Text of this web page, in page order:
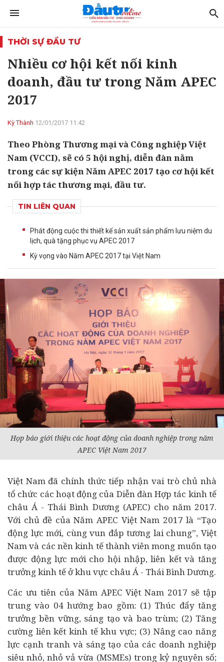
THỜI SỰ ĐẦU TƯ
Nhiều cơ hội kết nối kinh
doanh, đầu tư trong Năm APEC
2017
Kỳ Thành 12/01/2017 11:42
Theo Phòng Thương mại và Công nghiệp Việt
Nam (VCCI), sẽ có 5 hội nghị, diễn đàn nằm
trong các sự kiện Năm APEC 2017 tạo cơ hội kết
nối hợp tác thương mại, đầu tư.
TIN LIÊN QUAN
Phát động cuộc thi thiết kế sản xuất sản phẩm lưu niệm du
lịch, quà tặng phục vụ APEC 2017
Kỳ vọng vào Năm APEC 2017 tại Việt Nam
Họp báo giới thiệu các hoạt động của doanh nghiệp trong năm
APEC Việt Nam 2017
Việt Nam đã chính thức tiếp nhận vai trò chủ nhà
tổ chức các hoạt động của Diễn đàn Hợp tác kinh tế
châu Á - Thái Bình Dương (APEC) cho năm 2017.
Với chủ đề của Năm APEC Việt Nam 2017 là “Tạo
động lực mới, cùng vun đắp tương lai chung”, Việt
Nam và các nền kinh tế thành viên mong muốn tạo
được động lực mới cho hội nhập, liên kết và tăng
trưởng kinh tế ở khu vực châu Á - Thái Bình Dương.
Các ưu tiên của Năm APEC Việt Nam 2017 sẽ tập
trung vào 04 hướng bao gồm: (1) Thúc đẩy tăng
trưởng bền vững, sáng tạo và bao trùm; (2) Tăng
cường liên kết kinh tế khu vực; (3) Nâng cao năng
lực cạnh tranh và sáng tạo của các doanh nghiệp
siêu nhỏ, nhỏ vả vừa (MSMEs) trong kỷ nguyên số;